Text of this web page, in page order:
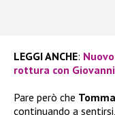
LEGGI ANCHE:
rottura con
Pare però che
continuando a